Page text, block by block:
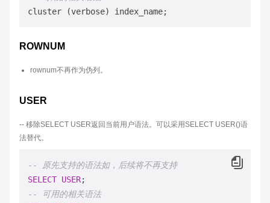
ROWNUM
rownum不再作为伪列。
USER
-- 移除SELECT USER返回当前用户语法。可以采用SELECT USER()语
法替代。
-- 原先支持的语法如，后续将不再支持
SELECT USER
-- 可用的相关语法